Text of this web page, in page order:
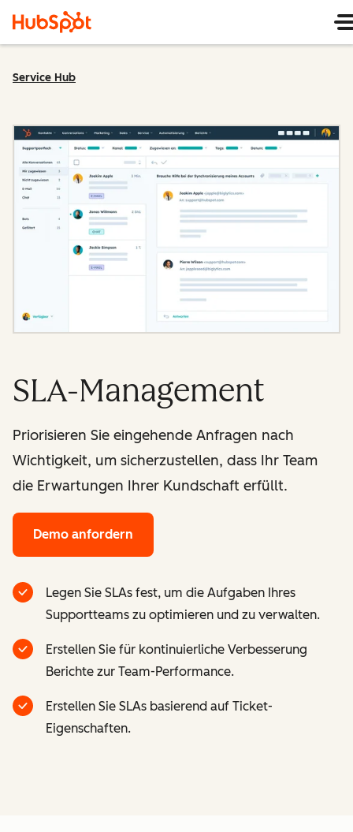
Service Hub
SLA-Management
Priorisieren Sie eingehende Anfragen nach
Wichtigkeit, um sicherzustellen, dass Ihr Team
die Erwartungen Ihrer Kundschaft erfüllt.
Demo anfordern
Legen Sie SLAs fest, um die Aufgaben Ihres
Supportteams zu optimieren und zu verwalten.
Erstellen Sie für kontinuierliche Verbesserung
Berichte zur Team-Performance.
Erstellen Sie SLAs basierend auf Ticket-
Eigenschaften.